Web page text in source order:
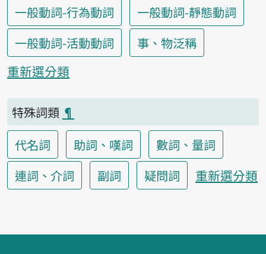
一般動詞-行為動詞
一般動詞-靜態動詞
一般動詞-活動動詞
事、物泛稱
重新選分類
特殊詞類 ¶
代名詞
助詞、嘆詞
數詞、量詞
連詞、介詞
副詞 疑問詞 重新選分類